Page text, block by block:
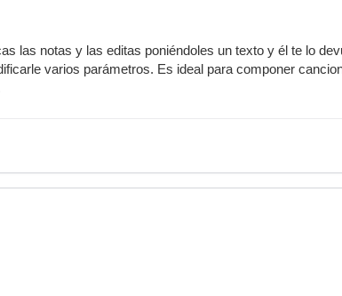
las notas y las editas poniéndoles un texto y él te lo
varios parámetros. Es ideal para componer